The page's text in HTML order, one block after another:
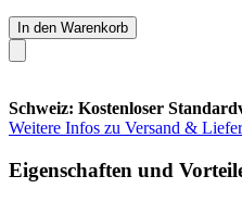
In den Warenkorb
Schweiz: Kostenloser
Weitere Infos zu Versand &
Eigenschaften und